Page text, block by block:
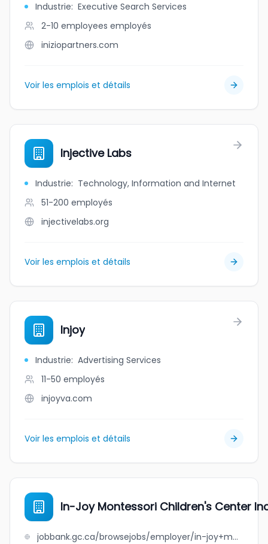
Industrie: Executive Search Services
2-10 employees employés
iniziopartners.com
Voir les emplois et détails
Injective Labs
Industrie: Technology, Information and Internet
51-200 employés
injectivelabs.org
Voir les emplois et détails
Injoy
Industrie: Advertising Services
11-50 employés
injoyva.com
Voir les emplois et détails
In-Joy Montessori Children's Center
jobbank.gc.ca/browsejobs/employer/in-joy+montessori+children%27s+center+inc./ca